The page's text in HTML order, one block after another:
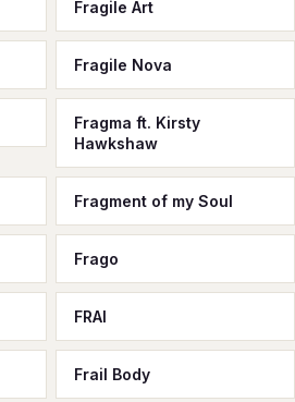
Fragile Art
Fragile Nova
Fragma ft. Kirsty
Hawkshaw
Fragment of my Soul
Frago
FRAI
Frail Body